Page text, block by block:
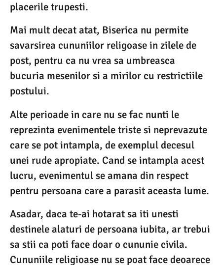
placerile trupesti.
Mai mult decat atat, Biserica nu permite
savarsirea cununiilor religoase in zilele de
post, pentru ca nu vrea sa umbreasca
bucuria mesenilor si a mirilor cu restrictiile
postului.
Alte perioade in care nu se fac nunti le
reprezinta evenimentele triste si neprevazute
care se pot intampla, de exemplul decesul
unei rude apropiate. Cand se intampla acest
lucru, evenimentul se amana din respect
pentru persoana care a parasit aceasta lume.
Asadar, daca te-ai hotarat sa iti unesti
destinele alaturi de persoana iubita, ar trebui
sa stii ca poti face doar o cununie civila.
Cununiile religioase nu se poat face deoarece